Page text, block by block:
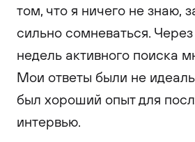
том, что я ничего не знаю,
сильно сомневаться.
недель активного поиска
Мои ответы были не
был хороший опыт для
интервью.